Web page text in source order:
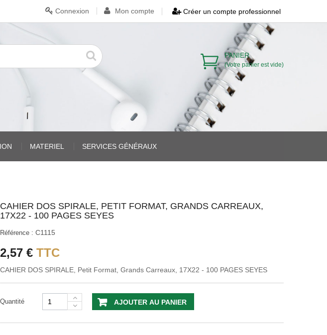
Créer un compte professionnel
Mon compte
Connexion
PANIER
(Votre panier est vide)
MATERIEL SERVICES GÉNÉRAUX
CAHIER DOS SPIRALE, PETIT FORMAT, GRANDS CARREAUX,
17X22 - 100 PAGES SEYES
Référence : C1115
2,57 € TTC
CAHIER DOS SPIRALE, Petit Format, Grands Carreaux, 17X22 - 100 PAGES SEYES
Quantité AJOUTER AU PANIER